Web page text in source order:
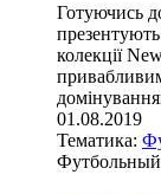
Готуючись
колекції
01.08.2019
Тематика:
Футбольный